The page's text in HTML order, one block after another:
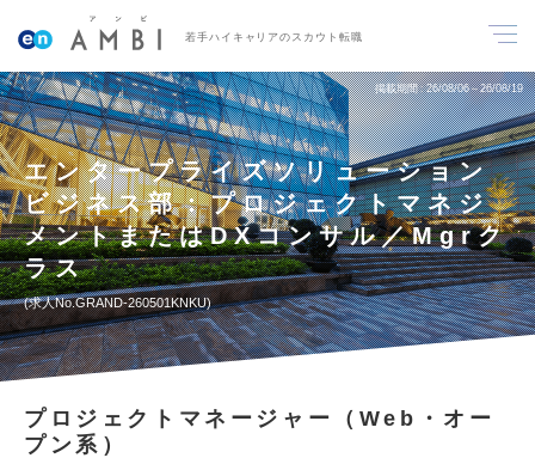
若手ハイキャリアのスカウト転職
掲載期間 26/08/06～26/08/19
エンタープライズソリューション
ビジネス部：プロジェクトマネジ
メントまたはDXコンサル／Mgrク
ラス
求人No.GRAND-260501KNKU
プロジェクトマネージャー（Web・オー
プン系）